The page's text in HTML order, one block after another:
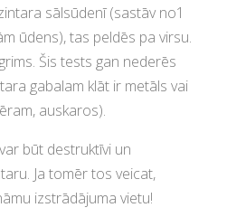
sālsūdenī (sastāv no1
ūdens), tas peldēs pa virsu.
Šis tests gan nederēs
gabalam klāt ir metāls vai
auskaros).
būt destruktīvi un
Ja tomēr tos veicat,
izstrādājuma vietu!